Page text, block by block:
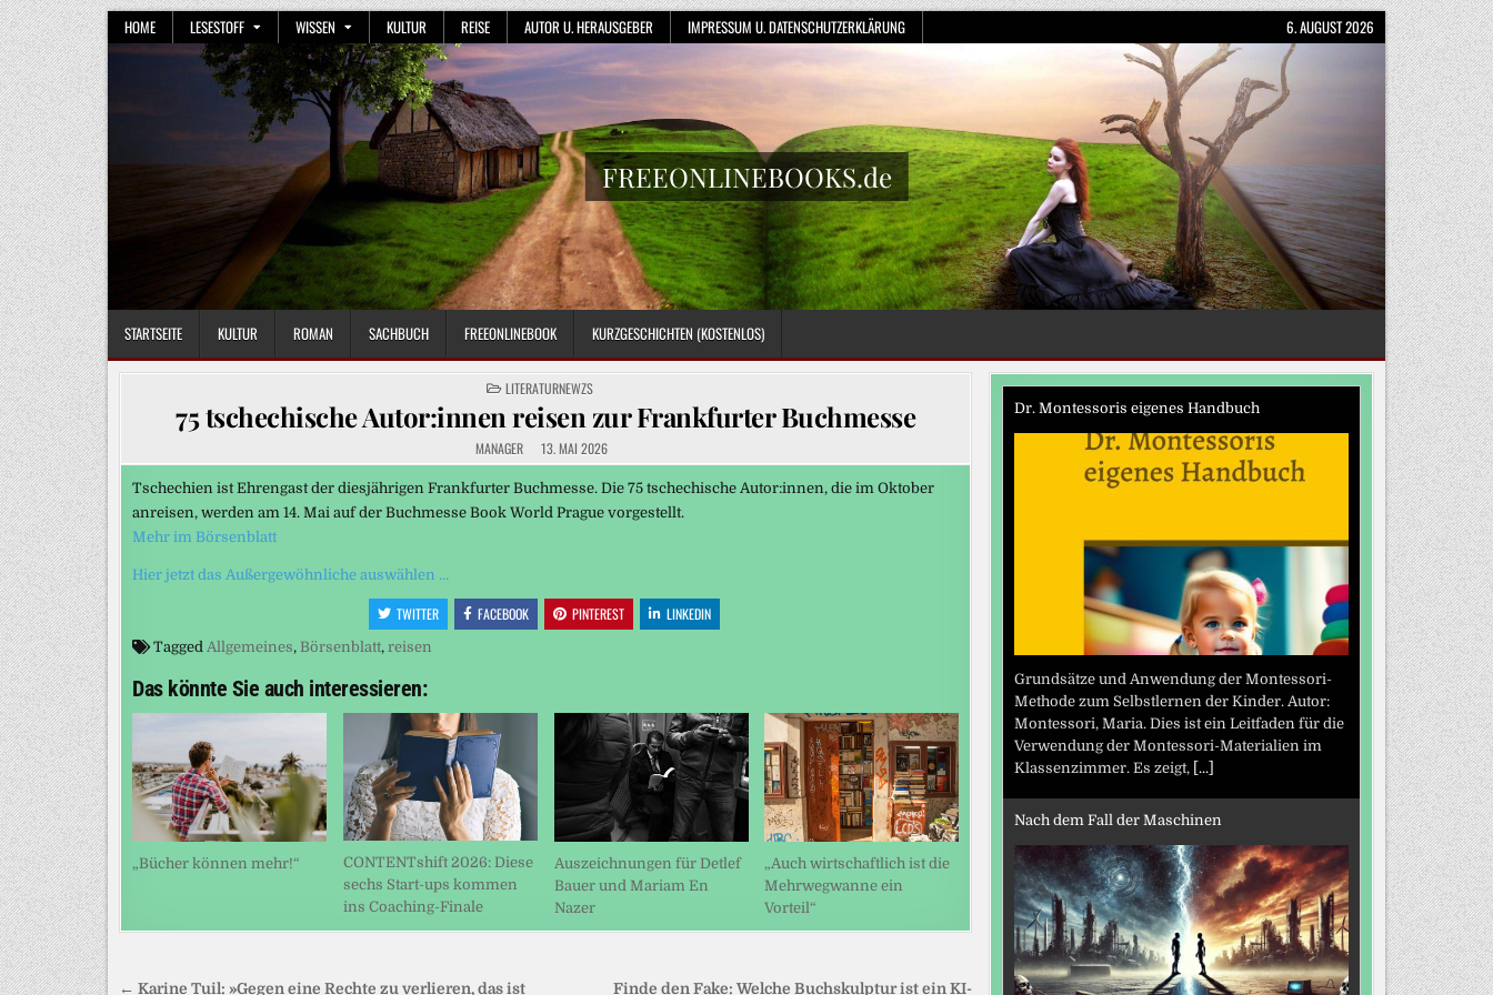
Skip
to
content
HOME LESESTOFF WISSEN KULTUR REISE AUTOR U. HERAUSGEBER IMPRESSUM U. DATENSCHUTZERKLÄRUNG 6. AUGUST 2026
FREEONLINEBOOKS.de
STARTSEITE KULTUR ROMAN SACHBUCH FREEONLINEBOOK KURZGESCHICHTEN (KOSTENLOS)
POSTED
IN
LITERATURNEWZS
75 tschechische Autor:innen reisen zur Frankfurter Buchmesse
MANAGER 13. MAI 2026
Tschechien ist Ehrengast der diesjährigen Frankfurter Buchmesse. Die 75 tschechische Autor:innen, die im Oktober
anreisen, werden am 14. Mai auf der Buchmesse Book World Prague vorgestellt.
Mehr im Börsenblatt
Hier jetzt das Außergewöhnliche auswählen …
TWITTER FACEBOOK PINTEREST LINKEDIN
Tagged Allgemeines, Börsenblatt, reisen
Das könnte Sie auch interessieren:
„Bücher können mehr!“
CONTENTshift 2026: Diese
sechs Start-ups kommen
ins Coaching-Finale
Auszeichnungen für Detlef
Bauer und Mariam En
Nazer
„Auch wirtschaftlich ist die
Mehrwegwanne ein
Vorteil“
Finde den Fake: Welche Buchskulptur ist ein KI-
← Karine Tuil: »Gegen eine Rechte zu verlieren, das ist
Dr. Montessoris eigenes Handbuch
Grundsätze und Anwendung der Montessori-
Methode zum Selbstlernen der Kinder. Autor:
Montessori, Maria. Dies ist ein Leitfaden für die
Verwendung der Montessori-Materialien im
Klassenzimmer. Es zeigt, [...]
Nach dem Fall der Maschinen